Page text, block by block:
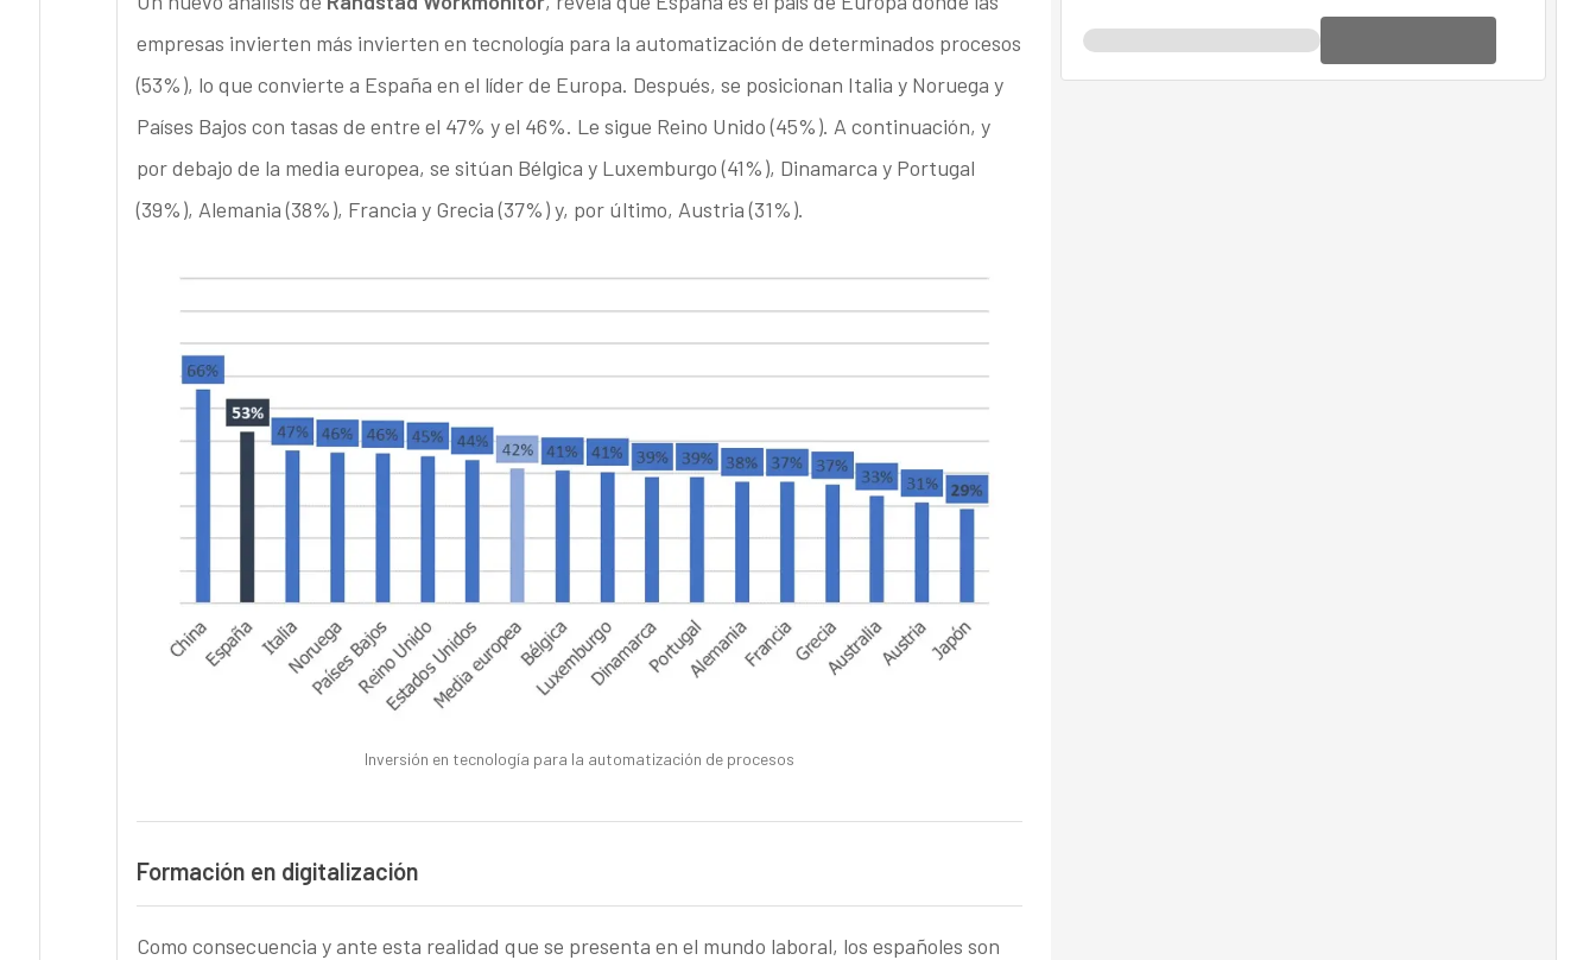
empresas invierten más invierten en tecnología para la automatización de determinados procesos
(53%), lo que convierte a España en el líder de Europa. Después, se posicionan Italia y Noruega y
Países Bajos con tasas de entre el 47% y el 46%. Le sigue Reino Unido (45%). A continuación, y
por debajo de la media europea, se sitúan Bélgica y Luxemburgo (41%), Dinamarca y Portugal
(39%), Alemania (38%), Francia y Grecia (37%) y, por último, Austria (31%).
Inversión en tecnología para la automatización de procesos
Formación en digitalización
Como consecuencia y ante esta realidad que se presenta en el mundo laboral, los españoles son